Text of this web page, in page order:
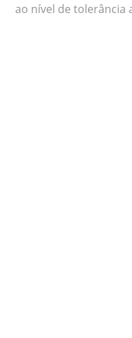
ao nível de tolerância